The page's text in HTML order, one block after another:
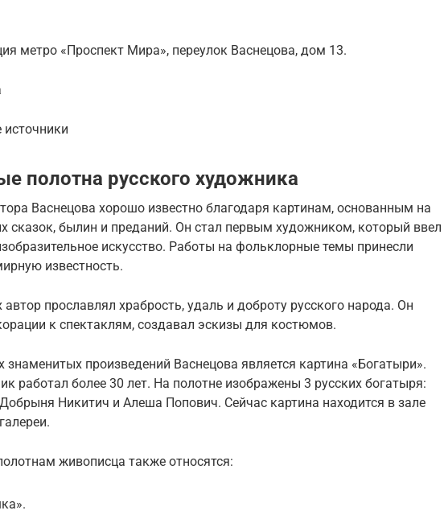
метро «Проспект Мира», переулок Васнецова, дом 13.
полотна русского художника
Васнецова хорошо известно благодаря картинам, основанным на
сказок, былин и преданий. Он стал первым художником, который ввел
искусство. Работы на фольклорные темы принесли
известность.
автор прославлял храбрость, удаль и доброту русского народа. Он
к спектаклям, создавал эскизы для костюмов.
произведений Васнецова является картина «Богатыри».
работал более 30 лет. На полотне изображены 3 русских богатыря:
Никитич и Алеша Попович. Сейчас картина находится в зале
живописца также относятся: